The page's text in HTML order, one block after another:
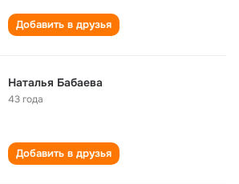
Добавить в друзья
Наталья Бабаева
43 года
Добавить в друзья